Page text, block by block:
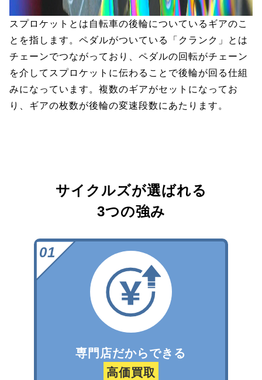
スプロケットとは自転車の後輪についているギアのこ
とを指します。ペダルがついている「クランク」とは
チェーンでつながっており、ペダルの回転がチェーン
を介してスプロケットに伝わることで後輪が回る仕組
みになっています。複数のギアがセットになってお
り、ギアの枚数が後輪の変速段数にあたります。
サイクルズが選ばれる
3つの強み
専門店だからできる
高価買取